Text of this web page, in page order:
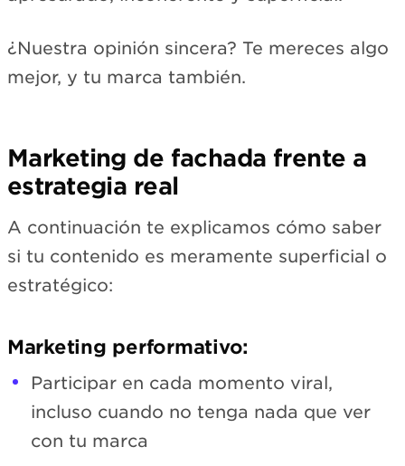
¿Nuestra opinión sincera? Te mereces algo
mejor, y tu marca también.
Marketing de fachada frente a
estrategia real
A continuación te explicamos cómo saber
si tu contenido es meramente superficial o
estratégico:
Marketing performativo:
Participar en cada momento viral,
incluso cuando no tenga nada que ver
con tu marca